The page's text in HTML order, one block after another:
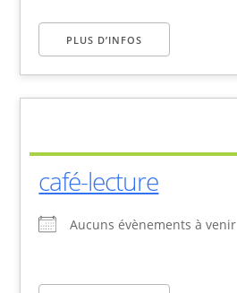
PLUS D’INFOS
café-lecture
Aucuns évènements à venir